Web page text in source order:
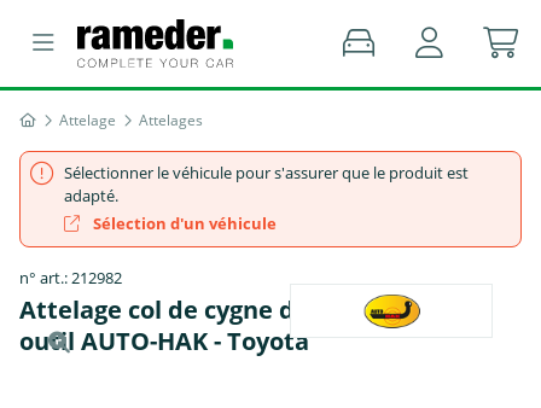
Attelage Attelages
Sélectionner le véhicule pour s'assurer que le produit est
adapté.
Sélection d'un véhicule
n° art.: 212982
Attelage col de cygne démontable avec
outil AUTO-HAK - Toyota